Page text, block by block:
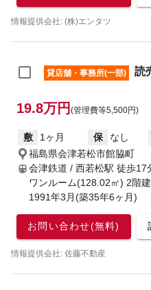
情報提供会社: (株)エンタツ
貸店舗・事務所(一部) 読
19.8万円 (管理費等5,500円)
敷 1ヶ月 保 なし
福島県会津若松市館脇町
会津鉄道 / 西若松駅 徒歩17
ワンルーム(128.02㎡) 2階
1991年3月(築35年6ヶ月)
お問い合わせ(無料)
情報提供会社: 佐藤不動産